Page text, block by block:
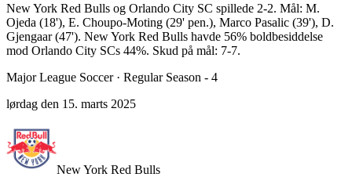
New York Red Bulls og Orlando City SC spillede 2-2. Mål: M.
Ojeda (18'), E. Choupo-Moting (29' pen.), Marco Pasalic (39'), D.
Gjengaar (47'). New York Red Bulls havde 56% boldbesiddelse
mod Orlando City SCs 44%. Skud på mål: 7-7.
Major League Soccer· Regular Season - 4
lørdag den 15. marts 2025
New York Red Bulls